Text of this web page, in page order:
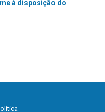
à disposição do